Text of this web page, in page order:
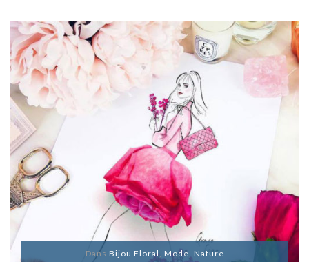
Dans Bijou Floral Mode Nature